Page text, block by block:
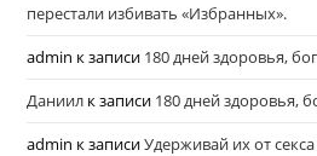
перестали избивать «Избранных».
admin к записи 180 дней здоровья,
Даниил к записи 180 дней здоровья,
admin к записиУдерживай их от секса